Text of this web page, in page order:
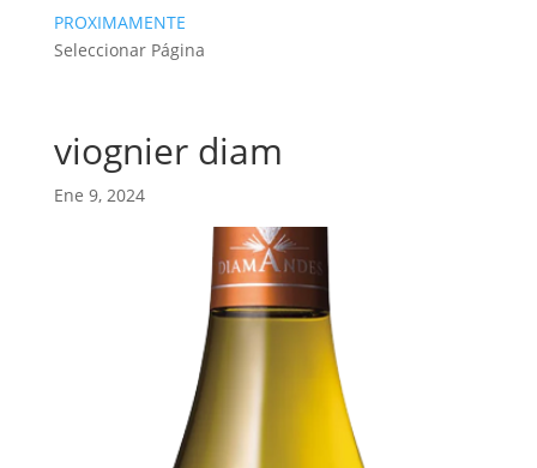
PROXIMAMENTE
Seleccionar Página
viognier diam
Ene 9, 2024